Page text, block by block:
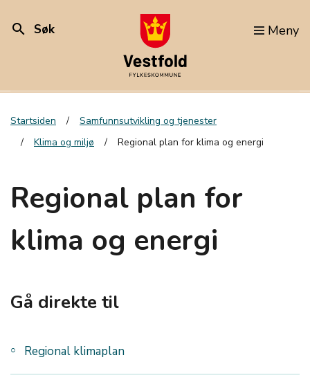
search Søk Meny
Startsiden
Samfunnsutvikling og tjenester
Klima og miljø
Regional plan for klima og energi
Regional plan for
klima og energi
Gå direkte til
Regional klimaplan